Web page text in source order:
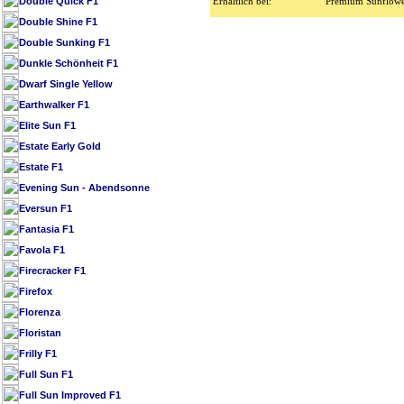
Double Shine F1
Double Sunking F1
Dunkle Schönheit F1
Dwarf Single Yellow
Earthwalker F1
Elite Sun F1
Estate Early Gold
Estate F1
Evening Sun - Abendsonne
Eversun F1
Fantasia F1
Favola F1
Firecracker F1
Firefox
Florenza
Floristan
Frilly F1
Full Sun F1
Full Sun Improved F1